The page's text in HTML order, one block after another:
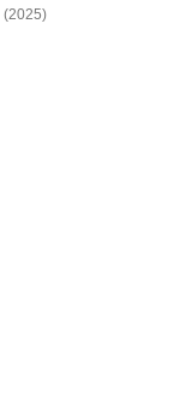
(2025)